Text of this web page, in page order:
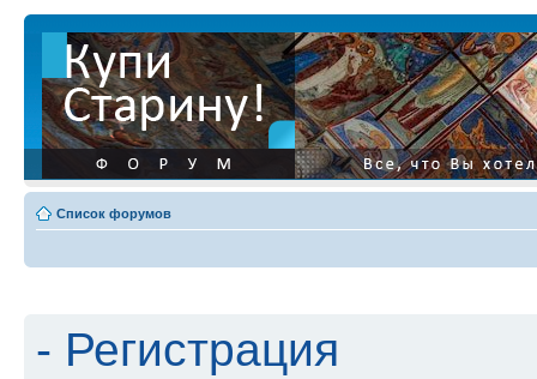
Список форумов
- Регистрация